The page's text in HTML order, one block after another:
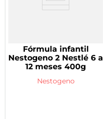
Fórmula infantil
Nestogeno 2 Nestlé 6 a
12 meses 400g
Nestogeno